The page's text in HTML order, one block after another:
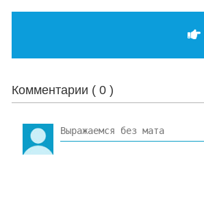
Комментарии ( 0 )